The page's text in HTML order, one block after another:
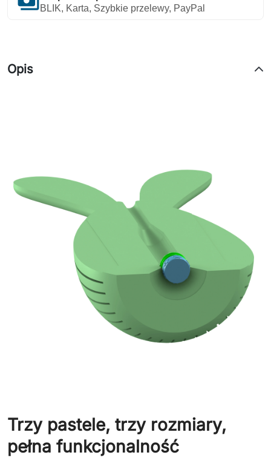
BLIK, Karta, Szybkie przelewy, PayPal
Opis
Trzy pastele, trzy rozmiary,
pełna funkcjonalność